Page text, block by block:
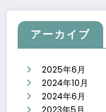
アーカイブ
2025年6月
2024年10月
2024年6月